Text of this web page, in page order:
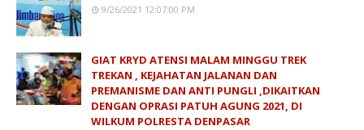
9/26/2021 12:07:00 PM
GIAT KRYD ATENSI MALAM MINGGU TREK
TREKAN , KEJAHATAN JALANAN DAN
PREMANISME DAN ANTI PUNGLI ,DIKAITKAN
DENGAN OPRASI PATUH AGUNG 2021, DI
WILKUM POLRESTA DENPASAR